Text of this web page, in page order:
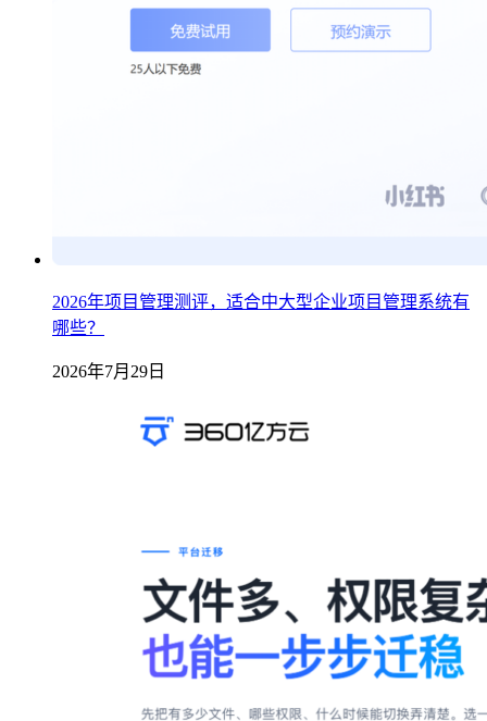
2026年项目管理测评，适合中大型企业项目管理系统有
哪些？
2026年7月29日